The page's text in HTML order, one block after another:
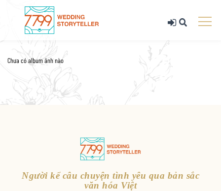
Chưa có album ảnh nào
Người kể câu chuyện tình yêu qua bản sắc
văn hóa Việt